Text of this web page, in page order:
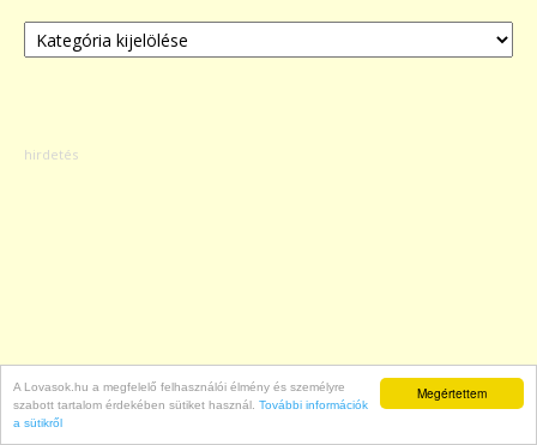
Megértettem
A Lovasok.hu a megfelelő felhasználói élmény és személyre
szabott tartalom érdekében sütiket használ. További információk
a sütikről
Kategóriák